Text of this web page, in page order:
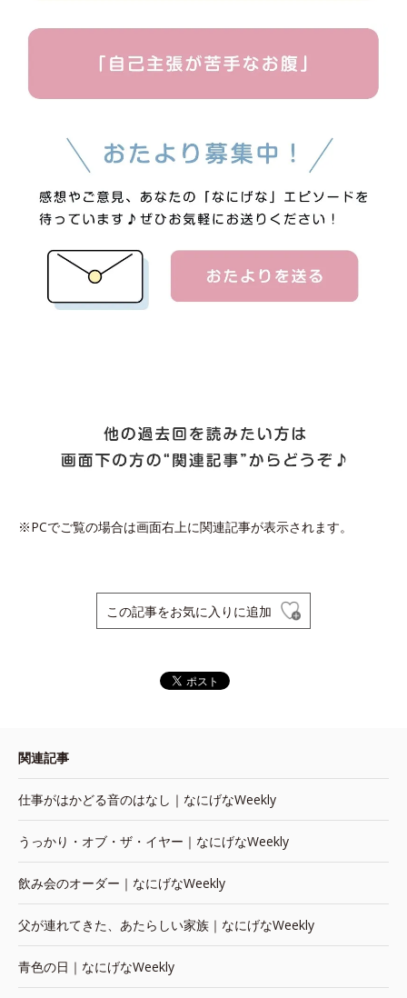
※PCでご覧の場合は画面右上に関連記事が表示されます。
この記事をお気に入りに追加
関連記事
仕事がはかどる音のはなし｜なにげなWeekly
うっかり・オブ・ザ・イヤー｜なにげなWeekly
飲み会のオーダー｜なにげなWeekly
父が連れてきた、あたらしい家族｜なにげなWeekly
青色の日｜なにげなWeekly